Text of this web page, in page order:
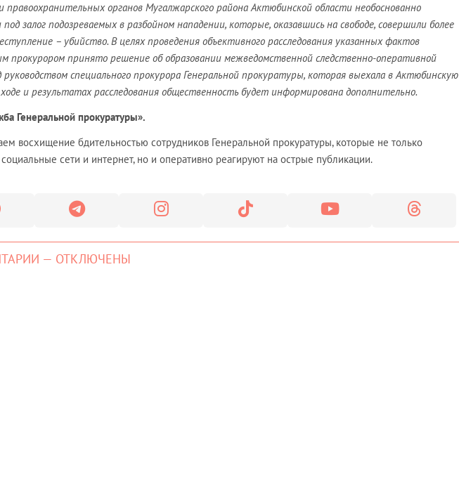
правоохранительных органов Мугалжарского района Актюбинской области необоснованно
залог подозреваемых в разбойном нападении, которые, оказавшись на свободе, совершили более
– убийство. В целях проведения объективного расследования указанных фактов
прокурором принято решение об образовании межведомственной следственно-оперативной
руководством специального прокурора Генеральной прокуратуры, которая выехала в Актюбинскую
и результатах расследования общественность будет информирована дополнительно.
Генеральной прокуратуры».
восхищение бдительностью сотрудников Генеральной прокуратуры, которые не только
сети и интернет, но и оперативно реагируют на острые публикации.
— ОТКЛЮЧЕНЫ